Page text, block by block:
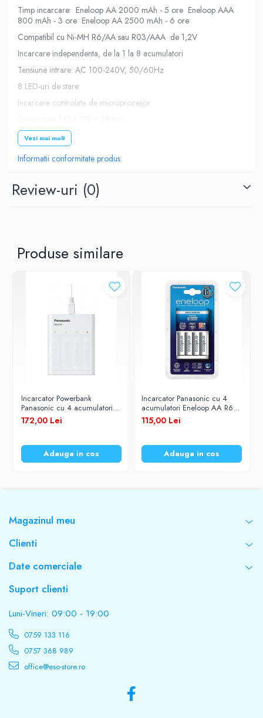
Timp incarcare: Eneloop AA 2000 mAh - 5 ore Eneloop AAA
800 mAh - 3 ore Eneloop AA 2500 mAh - 6 ore
Compatibil cu Ni-MH R6/AA sau R03/AAA de 1,2V
Incarcare independenta, de la 1 la 8 acumulatori
Tensiune intrare: AC 100-240V, 50/60Hz
8 LED-uri de stare
Incarcare controlata de microprocesor
Vezi mai mult
Informatii conformitate produs
Review-uri (0)
Produse similare
Incarcator Powerbank
Panasonic cu 4 acumulatori
Eneloop 1,2V 1900mah Ni-
MH K-KJ87MCC40USB
172,00 Lei
Adauga in cos
Incarcator Panasonic cu 4
acumulatori Eneloop AA R6
1900mAh Ni-MH 1,2V K-
KJ51MCC40E
115,00 Lei
Adauga in cos
Magazinul meu
Clienti
Date comerciale
Suport clienti
Luni-Vineri: 09:00 - 19:00
0759 133 116
0757 368 989
office@eso-store.ro